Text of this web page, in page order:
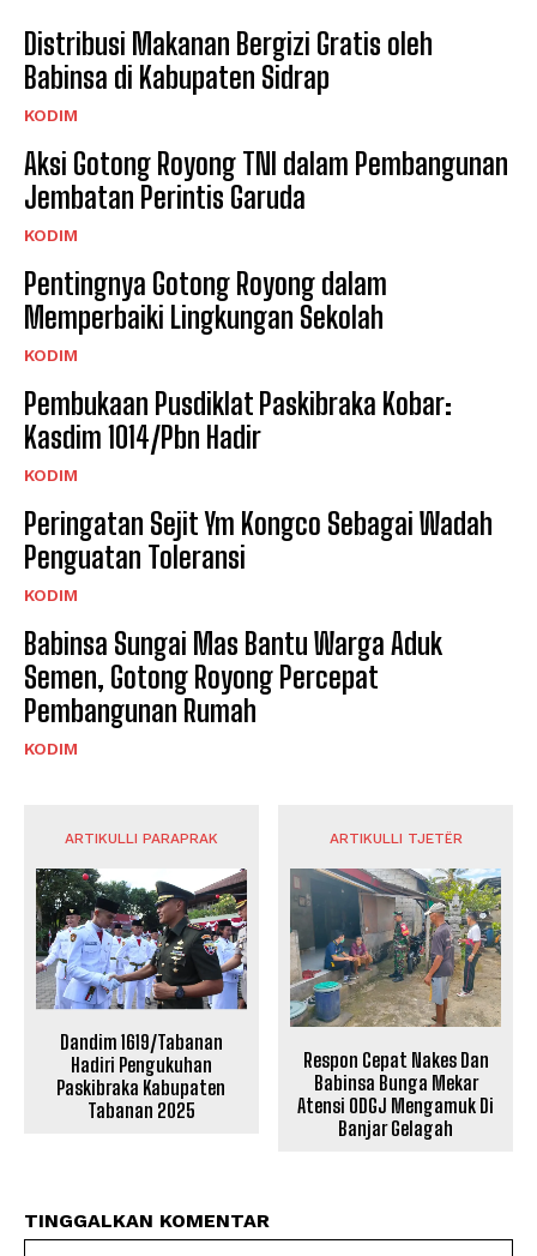
Distribusi Makanan Bergizi Gratis oleh
Babinsa di Kabupaten Sidrap
KODIM
Aksi Gotong Royong TNI dalam Pembangunan
Jembatan Perintis Garuda
KODIM
Pentingnya Gotong Royong dalam
Memperbaiki Lingkungan Sekolah
KODIM
Pembukaan Pusdiklat Paskibraka Kobar:
Kasdim 1014/Pbn Hadir
KODIM
Peringatan Sejit Ym Kongco Sebagai Wadah
Penguatan Toleransi
KODIM
Babinsa Sungai Mas Bantu Warga Aduk
Semen, Gotong Royong Percepat
Pembangunan Rumah
KODIM
ARTIKULLI PARAPRAK
Dandim 1619/Tabanan
Hadiri Pengukuhan
Paskibraka Kabupaten
Tabanan 2025
ARTIKULLI TJETËR
Respon Cepat Nakes Dan
Babinsa Bunga Mekar
Atensi ODGJ Mengamuk Di
Banjar Gelagah
TINGGALKAN KOMENTAR